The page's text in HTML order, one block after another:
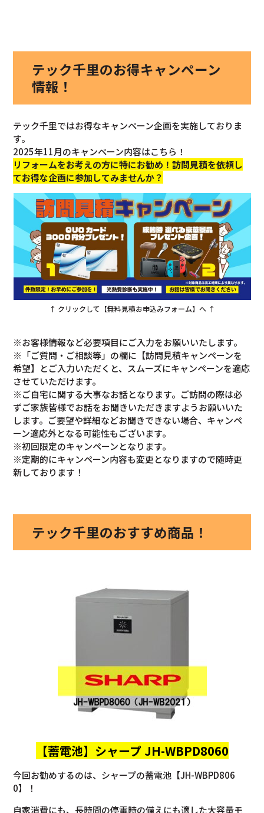
テック千里のお得キャンペーン
情報！
テック千里ではお得なキャンペーン企画を実施しておりま
す。
2025年11月のキャンペーン内容はこちら！
リフォームをお考えの方に特にお勧め！訪問見積を依頼し
てお得な企画に参加してみませんか？
↑ クリックして【無料見積お申込みフォーム】へ ↑
※お客様情報など必要項目にご入力をお願いいたします。
※「ご質問・ご相談等」の欄に【訪問見積キャンペーンを
希望】とご入力いただくと、スムーズにキャンペーンを適応
させていただけます。
※ご自宅に関する大事なお話となります。ご訪問の際は必
ずご家族皆様でお話をお聞きいただきますようお願いいた
します。ご要望や詳細などお聞きできない場合、キャンペ
ーン適応外となる可能性もございます。
※初回限定のキャンペーンとなります。
※定期的にキャンペーン内容も変更となりますので随時更
新しております！
テック千里のおすすめ商品！
【蓄電池】 シャープ JH-WBPD8060
今回お勧めするのは、シャープの蓄電池【JH-WBPD806
0】！
自家消費にも、長時間の停電時の備えにも適した大容量モ